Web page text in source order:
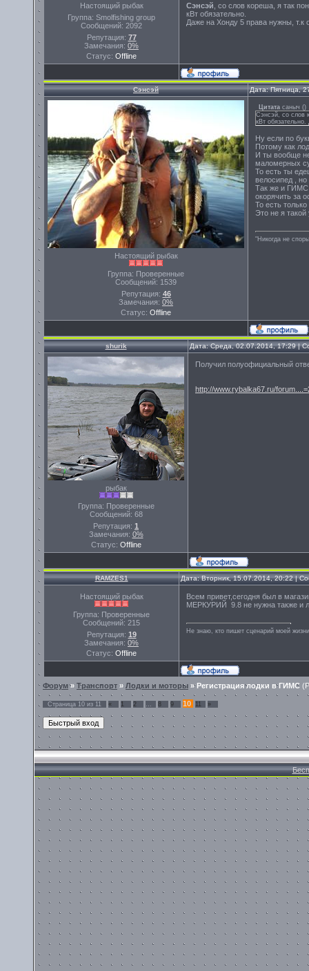
Настоящий рыбак
Группа: Smolfishing group
Сообщений: 2092
Репутация: 77
Замечания: 0%
Статус: Offline
Сэнсэй , со слов кореша, я так
кВт обязательно.
Даже на Хонду 5 права нужны, т.к
Сэнсэй Дата: Пятница,
Настоящий рыбак
Группа: Проверенные
Сообщений: 1539
Репутация: 46
Замечания: 0%
Статус: Offline
Цитата саныч ()
Сэнсэй, со слов
кВт
Ну если по
Потому как
И ты вообще
маломерных
То есть ты
велосипед ,
Так же и ГИМС
окорячить за
То есть
Это не я
"Никогда не
shurik Дата: Среда, 02.07.2014, 17:29 |
рыбак
Группа: Проверенные
Сообщений: 68
Репутация: 1
Замечания: 0%
Статус: Offline
Получил полуофициальный
http://www.rybalka67.ru/
RAMZES1 Дата: Вторник, 15.07.2014, 20:22 |
Настоящий рыбак
Группа: Проверенные
Сообщений: 215
Репутация: 19
Замечания: 0%
Статус: Offline
Всем привет,сегодня был в
МЕРКУРИЙ 9.8 не нужна также и
Не знаю, кто пишет сценарий моей
Форум» Транспорт » Лодки и моторы »Регистрация лодки в ГИМС
Страница 10 из 11 « 1 2 … 8 9 10 11 »